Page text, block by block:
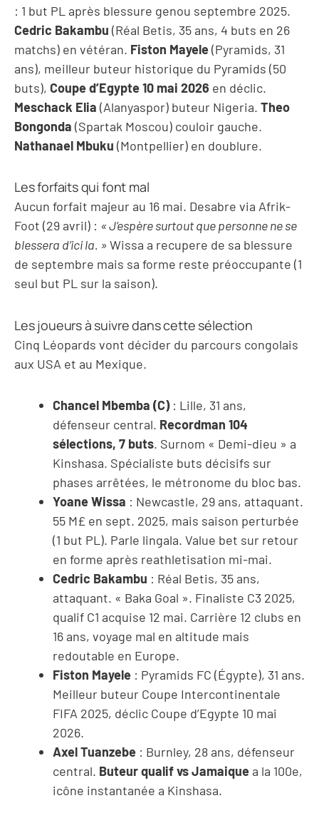
: 1 but PL après blessure genou septembre 2025.
Cedric Bakambu (Réal Betis, 35 ans, 4 buts en 26
matchs) en vétéran. Fiston Mayele(Pyramids, 31
ans), meilleur buteur historique du Pyramids (50
buts), Coupe d’Egypte 10 mai 2026 en déclic.
Meschack Elia (Alanyaspor) buteur Nigeria. Theo
Bongonda (Spartak Moscou) couloir gauche.
Nathanael Mbuku (Montpellier) en doublure.
Les forfaits qui font mal
Aucun forfait majeur au 16 mai. Desabre via Afrik-
Foot (29 avril) : « J’espère surtout que personne ne se
blessera d’ici la. » Wissa a recupere de sa blessure
de septembre mais sa forme reste préoccupante (1
seul but PL sur la saison).
Les joueurs à suivre dans cette sélection
Cinq Léopards vont décider du parcours congolais
aux USA et au Mexique.
Chancel Mbemba (C): Lille, 31 ans,
défenseur central. Recordman 104
sélections, 7 buts. Surnom « Demi-dieu » a
Kinshasa. Spécialiste buts décisifs sur
phases arrêtées, le métronome du bloc bas.
Yoane Wissa : Newcastle, 29 ans, attaquant.
55 M£ en sept. 2025, mais saison perturbée
(1 but PL). Parle lingala. Value bet sur retour
en forme après reathletisation mi-mai.
Cedric Bakambu : Réal Betis, 35 ans,
attaquant. « Baka Goal ». Finaliste C3 2025,
qualif C1 acquise 12 mai. Carrière 12 clubs en
16 ans, voyage mal en altitude mais
redoutable en Europe.
Fiston Mayele : Pyramids FC (Égypte), 31 ans.
Meilleur buteur Coupe Intercontinentale
FIFA 2025, déclic Coupe d’Egypte 10 mai
2026.
Axel Tuanzebe : Burnley, 28 ans, défenseur
central. Buteur qualif vs Jamaique a la 100e,
icône instantanée a Kinshasa.